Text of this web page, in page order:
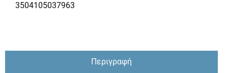
3504105037963
Περιγραφή